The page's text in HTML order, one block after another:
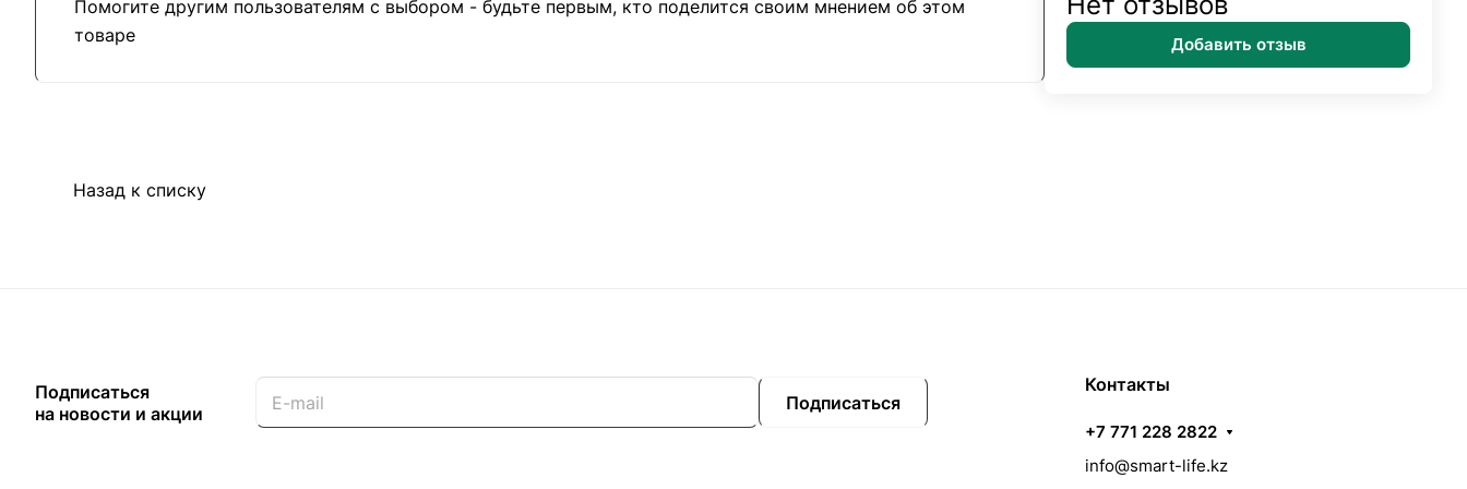
Помогите другим пользователям с выбором - будьте первым, кто поделится своим мнением об этом
товаре
Добавить отзыв
Назад к списку
Подписаться
на новости и акции
Подписаться
Контакты
+7 771 228 2822
info@smart-life.kz